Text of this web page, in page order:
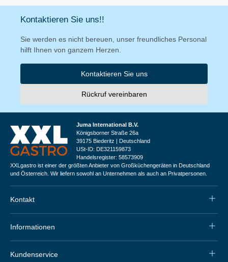
Kontaktieren Sie uns!!
Sie werden es nicht bereuen, unser freundliches Personal
hilft Ihnen von ganzem Herzen.
Kontaktieren Sie uns
Rückruf vereinbaren
Juma International B.V.
Königsborner Straße 26a
39175 Biederitz | Deutschland
USt-ID: DE321159873
Handelsregister: 58573909
XXLgastro ist einer der größten Anbieter von Großküchengeräten in Deutschland
und Österreich. Wir liefern sowohl an Unternehmen als auch an Privatpersonen.
Kontakt
Informationen
Kundenservice